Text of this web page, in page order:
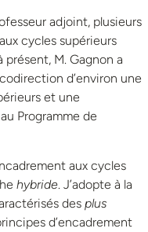
adjoint, plusieurs
cycles supérieurs
présent, M. Gagnon a
d’environ une
et une
Programme de
aux cycles
hybride. J’adopte à la
des plus
d’encadrement